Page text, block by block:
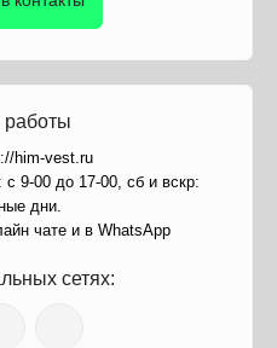
him-vest.ru
9-00 до 17-00, сб и вскр:
дни.
чате и в WhatsApp
сетях: